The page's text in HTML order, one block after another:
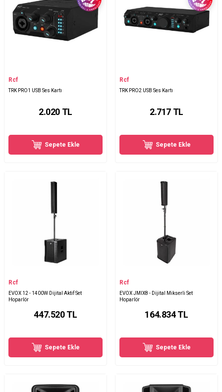
Rcf
TRK PRO1 USB Ses Kartı
2.020 TL
Sepete Ekle
Rcf
TRK PRO2 USB Ses Kartı
2.717 TL
Sepete Ekle
Rcf
EVOX 12 - 1400W Dijital Aktif Set
Hoparlör
447.520TL
Sepete Ekle
Rcf
EVOX JMIX8 - Dijital Mikserli Set
Hoparlör
164.834TL
Sepete Ekle